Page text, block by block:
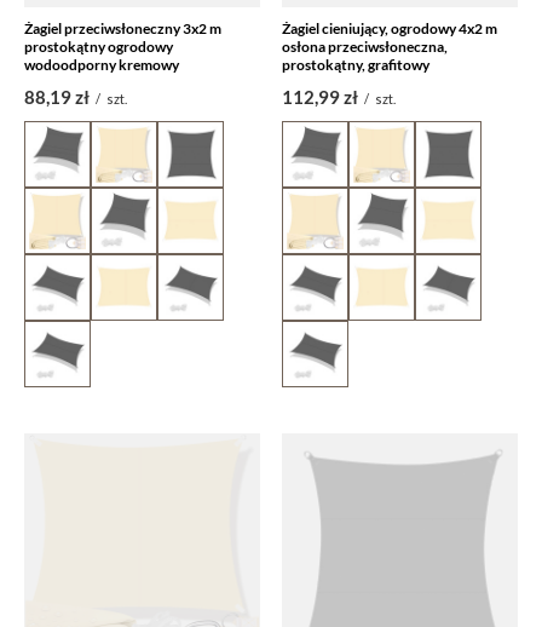
Żagiel przeciwsłoneczny 3x2 m
prostokątny ogrodowy
wodoodporny kremowy
88,19 zł / szt.
Żagiel cieniujący, ogrodowy 4x2 m
osłona przeciwsłoneczna,
prostokątny, grafitowy
112,99 zł / szt.